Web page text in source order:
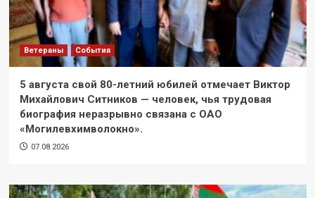
Ветераны События
5 августа свой 80-летний юбилей отмечает Виктор
Михайлович Ситников — человек, чья трудовая
биография неразрывно связана с ОАО
«Могилевхимволокно».
07.08.2026